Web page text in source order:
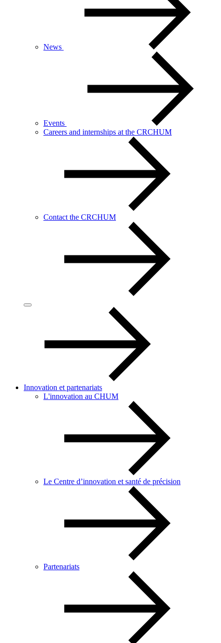
News
Events
Careers and internships at the CRCHUM
Contact the CRCHUM
Innovation et partenariats
L'innovation au CHUM
Le Centre d’innovation et santé de précision
Partenariats